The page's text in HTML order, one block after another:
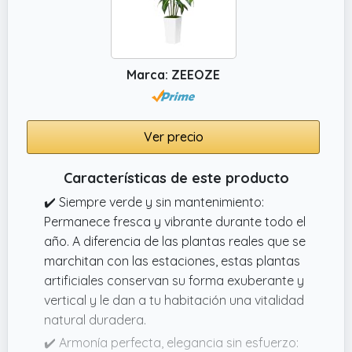
Marca: ZEEOZE
Ver precio
Características de este producto
✔️ Siempre verde y sin mantenimiento:
Permanece fresca y vibrante durante todo el
año. A diferencia de las plantas reales que se
marchitan con las estaciones, estas plantas
artificiales conservan su forma exuberante y
vertical y le dan a tu habitación una vitalidad
natural duradera.
✔️ Armonía perfecta, elegancia sin esfuerzo: